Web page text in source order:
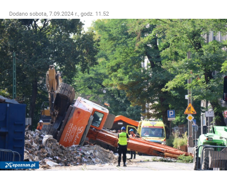
Dodano sobota, 7.09.2024 r., godz. 11.52